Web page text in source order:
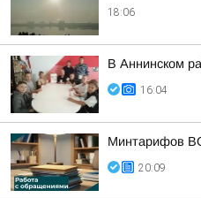
18:06
В Аннинском
16:04
Минтарифов ВО
20:09